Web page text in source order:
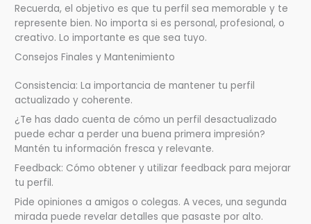
Recuerda, el objetivo es que tu perfil sea memorable y te
represente bien. No importa si es personal, profesional, o
creativo. Lo importante es que sea tuyo.
Consejos Finales y Mantenimiento
Consistencia: La importancia de mantener tu perfil
actualizado y coherente.
¿Te has dado cuenta de cómo un perfil desactualizado
puede echar a perder una buena primera impresión?
Mantén tu información fresca y relevante.
Feedback: Cómo obtener y utilizar feedback para mejorar
tu perfil.
Pide opiniones a amigos o colegas. A veces, una segunda
mirada puede revelar detalles que pasaste por alto.